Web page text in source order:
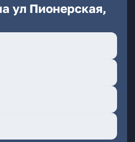
ул Пионерская,